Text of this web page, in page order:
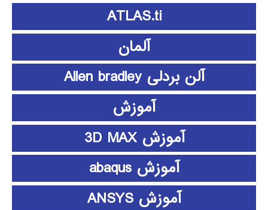
ATLAS.ti
آلمان
آلن بردلی Allen bradley
آموزش
آموزش 3D MAX
آموزش abaqus
آموزش ANSYS